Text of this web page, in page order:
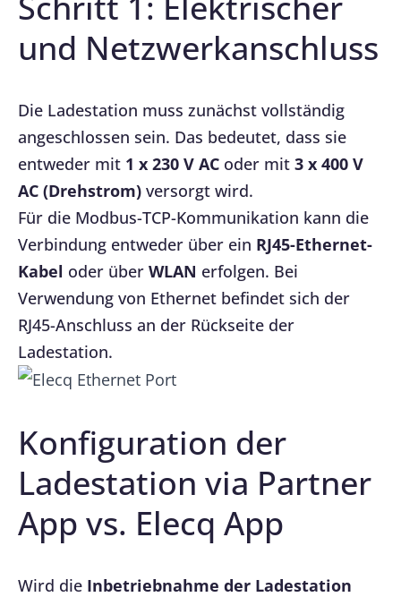
und Netzwerkanschluss
Die Ladestation muss zunächst vollständig
angeschlossen sein. Das bedeutet, dass sie
entweder mit 1 x 230 V AC oder mit 3 x 400 V
AC (Drehstrom) versorgt wird.
Für die Modbus-TCP-Kommunikation kann die
Verbindung entweder über ein RJ45-Ethernet-
Kabel oder über WLAN erfolgen. Bei
Verwendung von Ethernet befindet sich der
RJ45-Anschluss an der Rückseite der
Ladestation.
Konfiguration der
Ladestation via Partner
App vs. Elecq App
Wird die Inbetriebnahme der Ladestation